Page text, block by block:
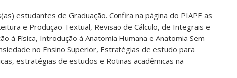
estudantes de Graduação. Confira na página do PIAPE as
e Produção Textual, Revisão de Cálculo, de Integrais e
à Física, Introdução à Anatomia Humana e Anatomia Sem
no Ensino Superior, Estratégias de estudo para
estratégias de estudos e Rotinas acadêmicas na